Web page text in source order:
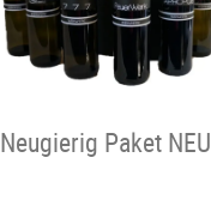
Neugierig Paket NEU